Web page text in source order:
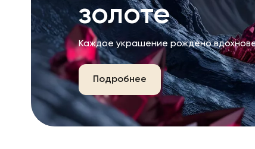
золоте
Каждое украшение рождено
Подробнее